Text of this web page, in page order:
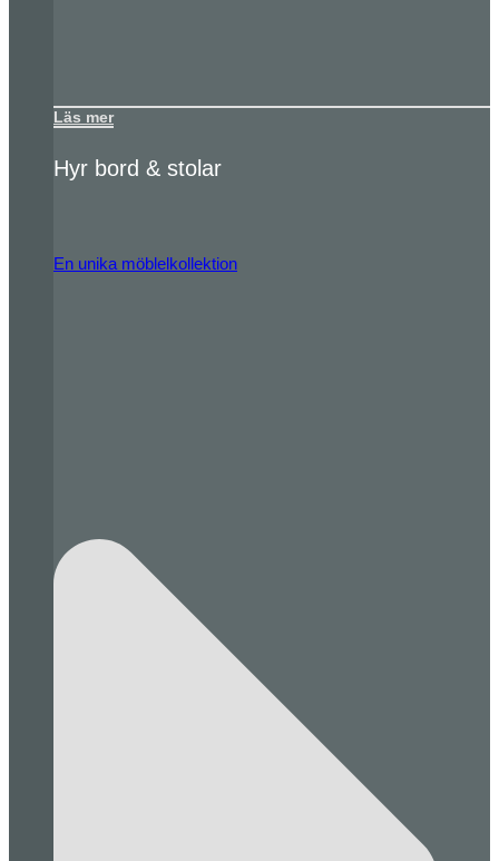
Läs mer
Hyr bord & stolar
En unika möblelkollektion